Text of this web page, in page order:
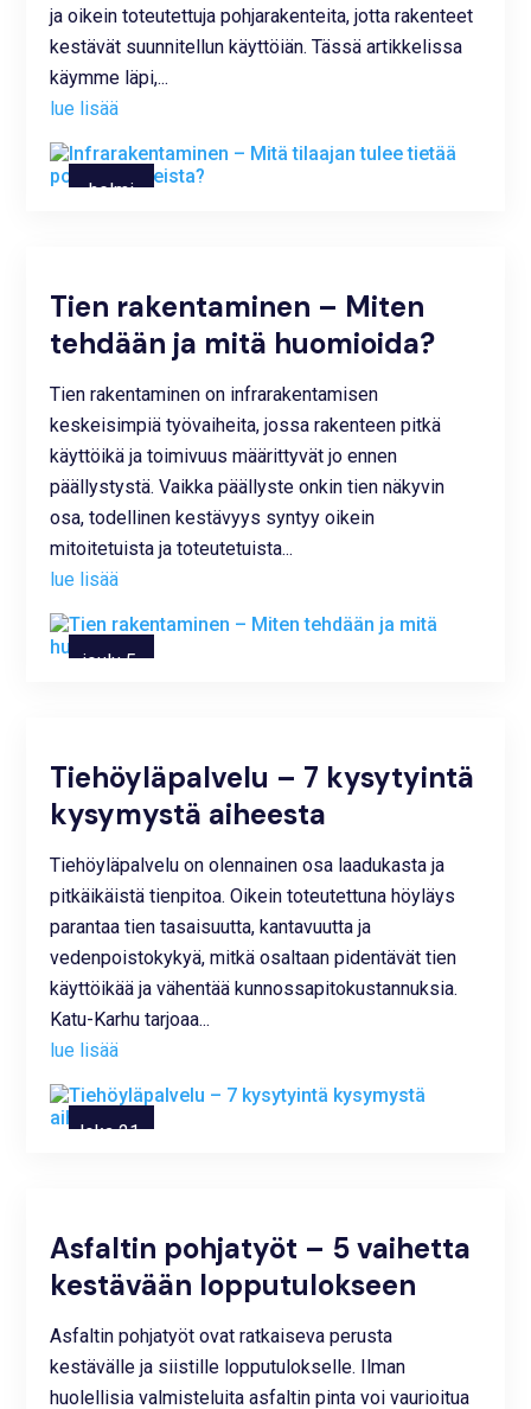
helmi
ja oikein toteutettuja pohjarakenteita, jotta rakenteet
kestävät suunnitellun käyttöiän. Tässä artikkelissa
käymme läpi,...
lue lisää
joulu 5,
Tien rakentaminen – Miten
tehdään ja mitä huomioida?
Tien rakentaminen on infrarakentamisen
keskeisimpiä työvaiheita, jossa rakenteen pitkä
käyttöikä ja toimivuus määrittyvät jo ennen
päällystystä. Vaikka päällyste onkin tien näkyvin
osa, todellinen kestävyys syntyy oikein
mitoitetuista ja toteutetuista...
lue lisää
loka 21,
Tiehöyläpalvelu – 7 kysytyintä
kysymystä aiheesta
Tiehöyläpalvelu on olennainen osa laadukasta ja
pitkäikäistä tienpitoa. Oikein toteutettuna höyläys
parantaa tien tasaisuutta, kantavuutta ja
vedenpoistokykyä, mitkä osaltaan pidentävät tien
käyttöikää ja vähentää kunnossapitokustannuksia.
Katu-Karhu tarjoaa...
lue lisää
Asfaltin pohjatyöt – 5 vaihetta
kestävään lopputulokseen
Asfaltin pohjatyöt ovat ratkaiseva perusta
kestävälle ja siistille lopputulokselle. Ilman
huolellisia valmisteluita asfaltin pinta voi vaurioitua